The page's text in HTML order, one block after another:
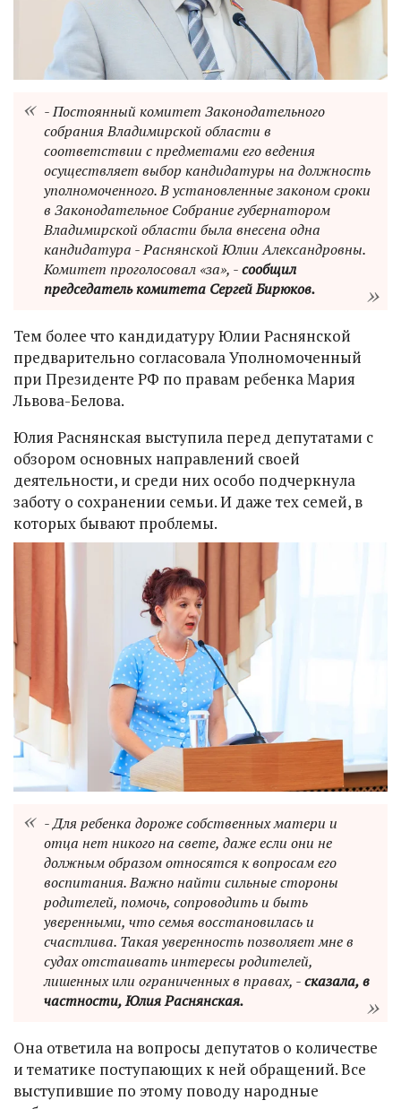
- Постоянный комитет Законодательного
собрания Владимирской области в
соответствии с предметами его ведения
осуществляет выбор кандидатуры на должность
уполномоченного. В установленные законом сроки
в Законодательное Собрание губернатором
Владимирской области была внесена одна
кандидатура - Раснянской Юлии Александровны.
Комитет проголосовал «за», -сообщил
председатель комитета Сергей Бирюков.
Тем более что кандидатуру Юлии Раснянской
предварительно согласовала Уполномоченный
при Президенте РФ по правам ребенка Мария
Львова-Белова.
Юлия Раснянская выступила перед депутатами с
обзором основных направлений своей
деятельности, и среди них особо подчеркнула
заботу о сохранении семьи. И даже тех семей, в
которых бывают проблемы.
- Для ребенка дороже собственных матери и
отца нет никого на свете, даже если они не
должным образом относятся к вопросам его
воспитания. Важно найти сильные стороны
родителей, помочь, сопроводить и быть
уверенными, что семья восстановилась и
счастлива. Такая уверенность позволяет мне в
судах отстаивать интересы родителей,
лишенных или ограниченных в правах, -сказала, в
частности, Юлия Раснянская.
Она ответила на вопросы депутатов о количестве
и тематике поступающих к ней обращений. Все
выступившие по этому поводу народные